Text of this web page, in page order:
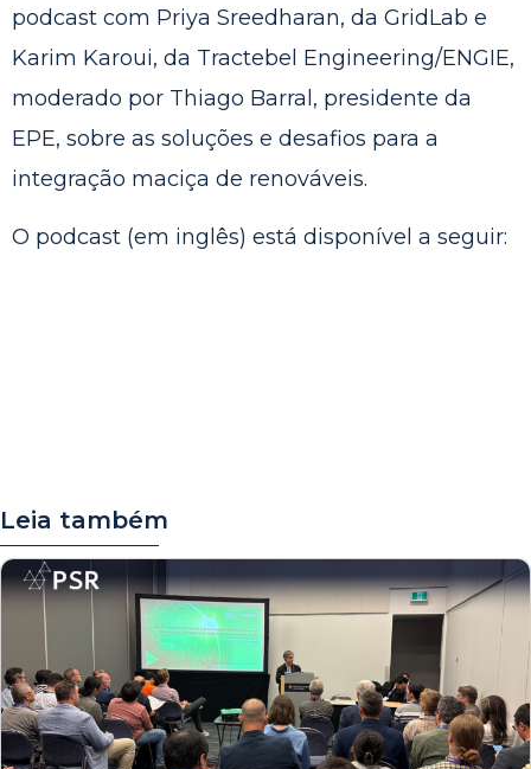
podcast com Priya Sreedharan, da GridLab e
Karim Karoui, da Tractebel Engineering/ENGIE,
moderado por Thiago Barral, presidente da
EPE, sobre as soluções e desafios para a
integração maciça de renováveis.
O podcast (em inglês) está disponível a seguir:
Leia também